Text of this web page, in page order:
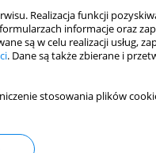
Realizacja funkcji
informacje oraz
są w celu realizacji usług,
. Dane są także zbierane i
stosowania plików